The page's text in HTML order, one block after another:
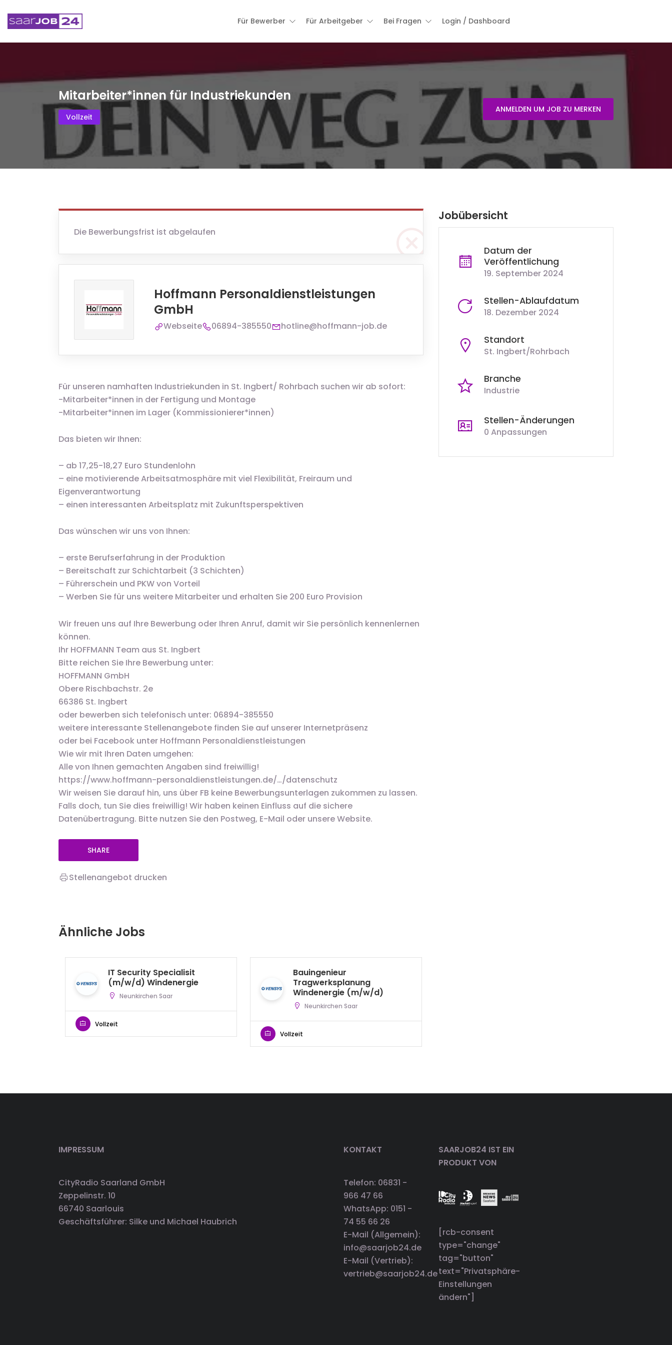
Für Bewerber Für Arbeitgeber Bei Fragen Login / Dashboard
Mitarbeiter*innen für Industriekunden
Vollzeit
ANMELDEN UM JOB ZU MERKEN
Die Bewerbungsfrist ist abgelaufen
Hoffmann Personaldienstleistungen
GmbH
Webseite 06894-385550 hotline@hoffmann-job.de
Für unseren namhaften Industriekunden in St. Ingbert/ Rohrbach suchen wir ab sofort:
-Mitarbeiter*innen in der Fertigung und Montage
-Mitarbeiter*innen im Lager (Kommissionierer*innen)
Das bieten wir Ihnen:
– ab 17,25-18,27 Euro Stundenlohn
– eine motivierende Arbeitsatmosphäre mit viel Flexibilität, Freiraum und
Eigenverantwortung
– einen interessanten Arbeitsplatz mit Zukunftsperspektiven
Das wünschen wir uns von Ihnen:
– erste Berufserfahrung in der Produktion
– Bereitschaft zur Schichtarbeit (3 Schichten)
– Führerschein und PKW von Vorteil
– Werben Sie für uns weitere Mitarbeiter und erhalten Sie 200 Euro Provision
Wir freuen uns auf Ihre Bewerbung oder Ihren Anruf, damit wir Sie persönlich kennenlernen
können.
Ihr HOFFMANN Team aus St. Ingbert
Bitte reichen Sie Ihre Bewerbung unter:
HOFFMANN GmbH
Obere Rischbachstr. 2e
66386 St. Ingbert
oder bewerben sich telefonisch unter: 06894-385550
weitere interessante Stellenangebote finden Sie auf unserer Internetpräsenz
oder bei Facebook unter Hoffmann Personaldienstleistungen
Wie wir mit Ihren Daten umgehen:
Alle von Ihnen gemachten Angaben sind freiwillig!
https://www.hoffmann-personaldienstleistungen.de/…/datenschutz
Wir weisen Sie darauf hin, uns über FB keine Bewerbungsunterlagen zukommen zu lassen.
Falls doch, tun Sie dies freiwillig! Wir haben keinen Einfluss auf die sichere
Datenübertragung. Bitte nutzen Sie den Postweg, E-Mail oder unsere Website.
SHARE
Stellenangebot drucken
Jobübersicht
Datum der
Veröffentlichung
19. September 2024
Stellen-Ablaufdatum
18. Dezember 2024
Standort
St. Ingbert/Rohrbach
Branche
Industrie
Stellen-Änderungen
0 Anpassungen
Ähnliche Jobs
IT Security Specialisit
(m/w/d) Windenergie
Neunkirchen Saar
Vollzeit
Bauingenieur
Tragwerksplanung
Windenergie (m/w/d)
Neunkirchen Saar
Vollzeit
IMPRESSUM
CityRadio Saarland GmbH
Zeppelinstr. 10
66740 Saarlouis
Geschäftsführer: Silke und Michael Haubrich
KONTAKT
Telefon: 06831 -
966 47 66
WhatsApp: 0151 -
74 55 66 26
E-Mail (Allgemein):
info@saarjob24.de
E-Mail (Vertrieb):
vertrieb@saarjob24.de
SAARJOB24 IST EIN
PRODUKT VON
[rcb-consent
type="change"
tag="button"
text="Privatsphäre-
Einstellungen
ändern"]